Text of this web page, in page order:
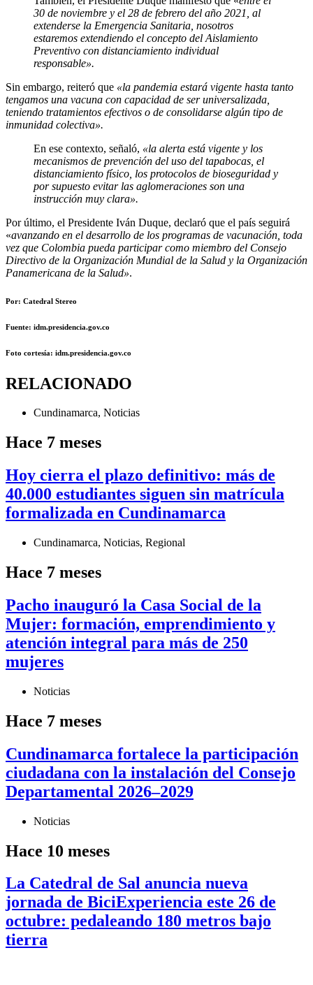
30 de noviembre y el 28 de febrero del año 2021, al
extenderse la Emergencia Sanitaria, nosotros
estaremos extendiendo el concepto del Aislamiento
Preventivo con distanciamiento individual
responsable».
Sin embargo, reiteró que «la pandemia estará vigente hasta tanto
tengamos una vacuna con capacidad de ser universalizada,
teniendo tratamientos efectivos o de consolidarse algún tipo de
inmunidad colectiva».
En ese contexto, señaló, «la alerta está vigente y los
mecanismos de prevención del uso del tapabocas, el
distanciamiento físico, los protocolos de bioseguridad y
por supuesto evitar las aglomeraciones son una
instrucción muy clara».
Por último, el Presidente Iván Duque, declaró que el país seguirá
«avanzando en el desarrollo de los programas de vacunación, toda
vez que Colombia pueda participar como miembro del Consejo
Directivo de la Organización Mundial de la Salud y la Organización
Panamericana de la Salud».
Por: Catedral Stereo
Fuente: idm.presidencia.gov.co
Foto cortesía: idm.presidencia.gov.co
RELACIONADO
Cundinamarca, Noticias
Hace 7 meses
Hoy cierra el plazo definitivo: más de
40.000 estudiantes siguen sin matrícula
formalizada en Cundinamarca
Cundinamarca, Noticias, Regional
Hace 7 meses
Pacho inauguró la Casa Social de la
Mujer: formación, emprendimiento y
atención integral para más de 250
mujeres
Noticias
Hace 7 meses
Cundinamarca fortalece la participación
ciudadana con la instalación del Consejo
Departamental 2026–2029
Noticias
Hace 10 meses
La Catedral de Sal anuncia nueva
jornada de BiciExperiencia este 26 de
octubre: pedaleando 180 metros bajo
tierra